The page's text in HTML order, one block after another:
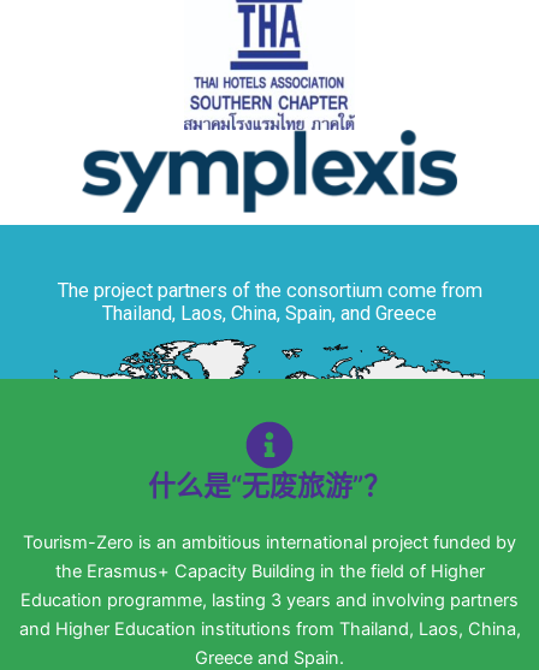
The project partners of the consortium come from
Thailand, Laos, China, Spain, and Greece
什么是“无废旅游”？
Tourism-Zero is an ambitious international project funded by
the Erasmus+ Capacity Building in the field of Higher
Education programme, lasting 3 years and involving partners
and Higher Education institutions from Thailand, Laos, China,
Greece and Spain.